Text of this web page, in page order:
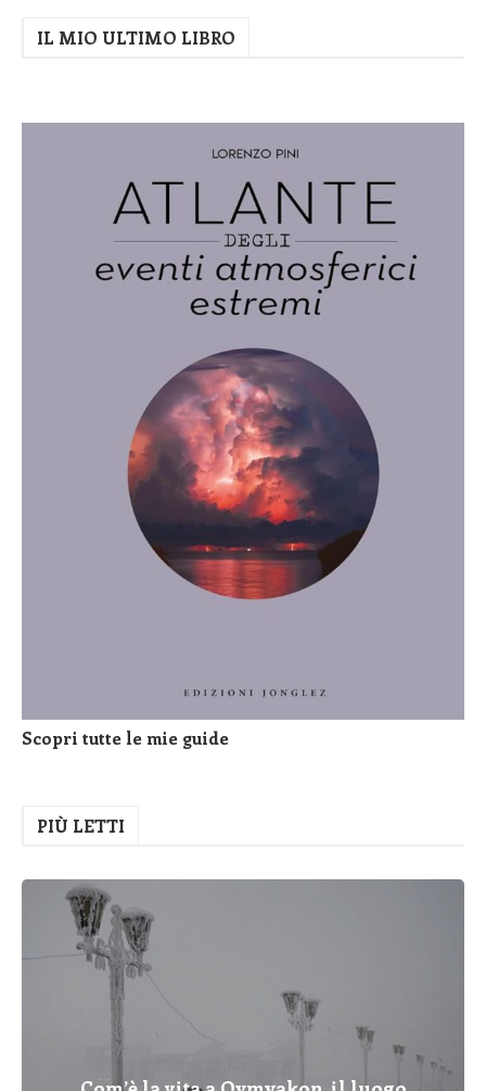
IL MIO ULTIMO LIBRO
Scopri tutte le mie guide
PIÙ LETTI